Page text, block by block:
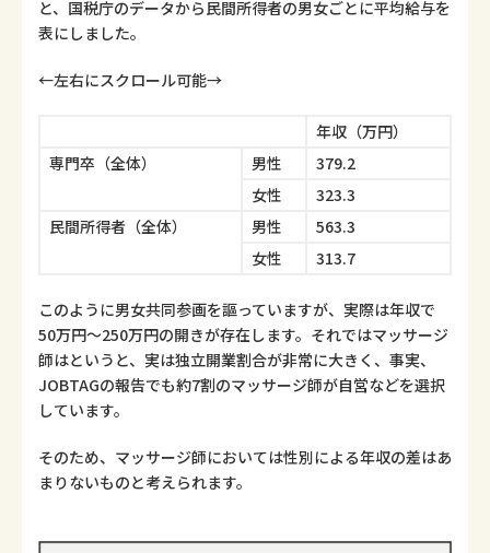
と、国税庁のデータから民間所得者の男女ごとに平均給与を
表にしました。
←左右にスクロール可能→
年収（万円）
専門卒（全体）
男性
379.2
女性
323.3
民間所得者（全体）
男性
563.3
女性
313.7
このように男女共同参画を謳っていますが、実際は年収で
50万円～250万円の開きが存在します。それではマッサージ
師はというと、実は独立開業割合が非常に大きく、事実、
JOBTAGの報告でも約7割のマッサージ師が自営などを選択
しています。
そのため、マッサージ師においては性別による年収の差はあ
まりないものと考えられます。